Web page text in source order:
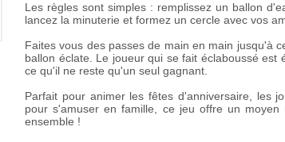
Les règles sont simples : remplissez un ballon
lancez la minuterie et formez un cercle avec vos
Faites vous des passes de main en main jusqu'à
ballon éclate. Le joueur qui se fait éclaboussé est
ce qu'il ne reste qu'un seul gagnant.
Parfait pour animer les fêtes d'anniversaire, les
pour s'amuser en famille, ce jeu offre un
ensemble !